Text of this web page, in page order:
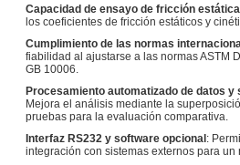
Capacidad de ensayo de fricción
los coeficientes de fricción estáticos y
Cumplimiento de las normas
fiabilidad al ajustarse a las normas ASTM
GB 10006.
Procesamiento automatizado de datos
Mejora el análisis mediante la
pruebas para la evaluación comparativa.
Interfaz RS232 y software opcional:
integración con sistemas externos para un